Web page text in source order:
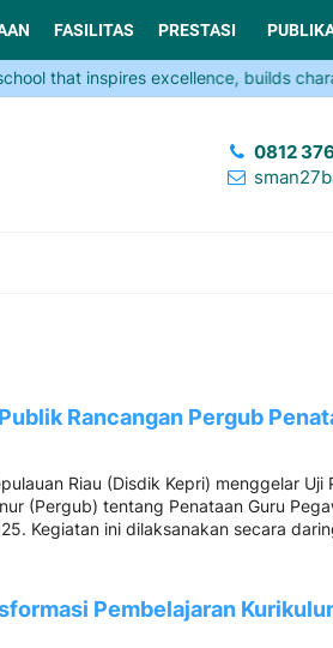
FASILITAS PRESTASI
that inspires excellence, builds
0812
Rancangan Pergub
Riau (Disdik Kepri) menggelar Uji
(Pergub) tentang Penataan Guru
Kegiatan ini dilaksanakan secara
Pembelajaran